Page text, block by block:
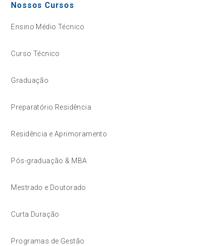
Nossos Cursos
Ensino Médio Técnico
Curso Técnico
Graduação
Preparatório Residência
Residência e Aprimoramento
Pós-graduação & MBA
Mestrado e Doutorado
Curta Duração
Programas de Gestão